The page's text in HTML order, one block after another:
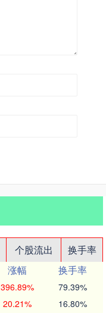
个股流出
换手率
涨幅
换手率
396.89% 79.39%
20.21% 16.80%